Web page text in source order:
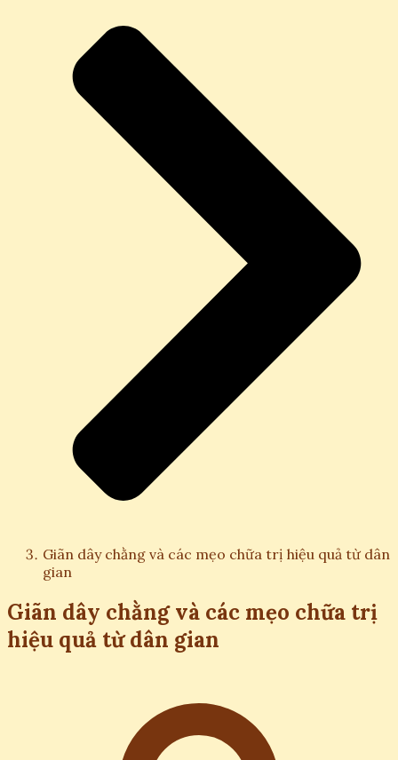
Giãn dây chằng và các mẹo chữa trị hiệu quả từ dân
gian
Giãn dây chằng và các mẹo chữa trị
hiệu quả từ dân gian